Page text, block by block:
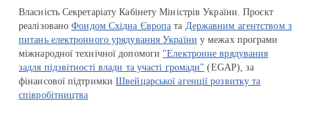
Власність Секретаріату Кабінету Міністрів України. Проєкт
реалізованоФондом Східна Європа та Державним агентством з
питань електронного урядування України у межах програми
міжнародної технічної допомоги "Електронне врядування
задля підзвітності влади та участі громади" (EGAP), за
фінансової підтримкиШвейцарської агенції розвитку та
співробітництва